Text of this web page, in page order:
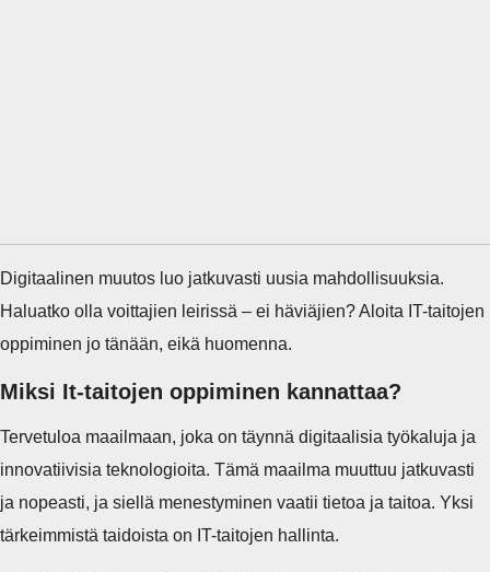
Digitaalinen muutos luo jatkuvasti uusia mahdollisuuksia.
Haluatko olla voittajien leirissä – ei häviäjien? Aloita IT-taitojen
oppiminen jo tänään, eikä huomenna.
Miksi It-taitojen oppiminen kannattaa?
Tervetuloa maailmaan, joka on täynnä digitaalisia työkaluja ja
innovatiivisia teknologioita. Tämä maailma muuttuu jatkuvasti
ja nopeasti, ja siellä menestyminen vaatii tietoa ja taitoa. Yksi
tärkeimmistä taidoista on IT-taitojen hallinta.